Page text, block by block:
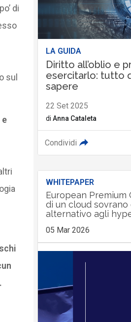
di
sul
LA GUIDA
Diritto all’oblio e
esercitarlo: tutto
sapere
22 Set 2025
di Anna Cataleta
Condividi
WHITEPAPER
European Premium
di un cloud
alternativo agli
05 Mar 2026